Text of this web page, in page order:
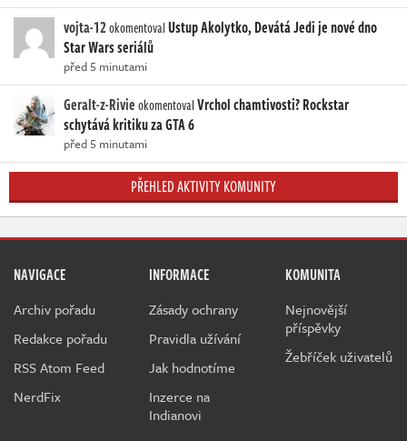
vojta-12okomentovalUstup Akolytko, Devátá Jedi je nové dno
Star Wars seriálů
před 5 minutami
Geralt-z-RivieokomentovalVrchol chamtivosti? Rockstar
schytává kritiku za GTA 6
před 5 minutami
PŘEHLED AKTIVITY KOMUNITY
NAVIGACE
Archiv pořadu
Redakce pořadu
RSS Atom Feed
NerdFix
INFORMACE
Zásady ochrany
Pravidla užívání
Jak hodnotíme
Inzerce na
Indianovi
KOMUNITA
Nejnovější
příspěvky
Žebříček uživatelů